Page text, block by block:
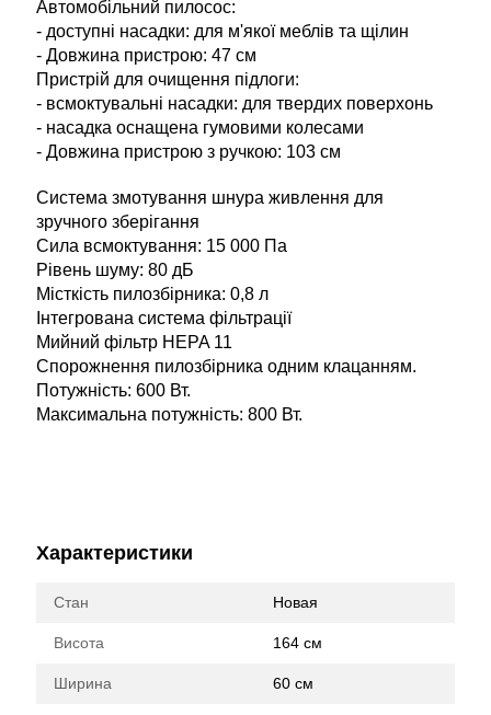
Автомобільний пилосос:
- доступні насадки: для м'якої меблів та щілин
- Довжина пристрою: 47 см
Пристрій для очищення підлоги:
- всмоктувальні насадки: для твердих поверхонь
- насадка оснащена гумовими колесами
- Довжина пристрою з ручкою: 103 см
Система змотування шнура живлення для
зручного зберігання
Сила всмоктування: 15 000 Па
Рівень шуму: 80 дБ
Місткість пилозбірника: 0,8 л
Інтегрована система фільтрації
Мийний фільтр HEPA 11
Спорожнення пилозбірника одним клацанням.
Потужність: 600 Вт.
Максимальна потужність: 800 Вт.
Характеристики
Стан Новая
Висота 164 см
Ширина 60 см